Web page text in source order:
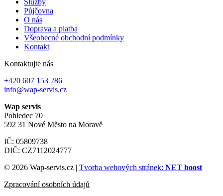
Půjčovna
O nás
Doprava a platba
Všeobecné obchodní podmínky
Kontakt
Kontaktujte nás
+420 607 153 286
info@wap-servis.cz
Wap servis
Pohledec 70
592 31 Nové Město na Moravě
IČ: 05809738
DIČ: CZ7112024777
© 2026 Wap-servis.cz | Tvorba webových stránek: NET boost
Zpracování osobních údajů